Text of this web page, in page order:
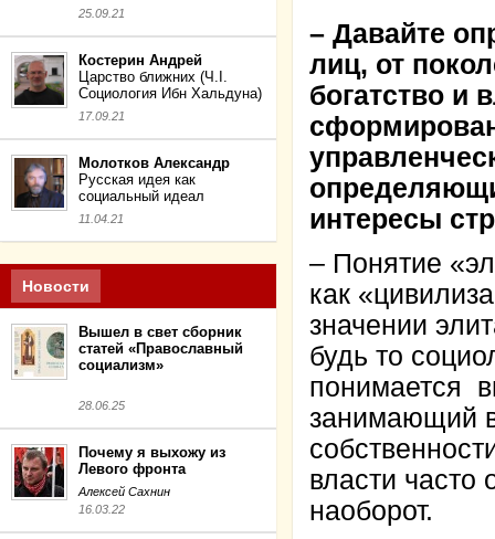
25.09.21
Костерин Андрей
Царство ближних (Ч.I.
Социология Ибн Хальдуна)
17.09.21
Молотков Александр
Русская идея как
социальный идеал
11.04.21
Новости
Вышел в свет сборник
статей «Православный
социализм»
28.06.25
Почему я выхожу из
Левого фронта
Алексей Сахнин
16.03.22
– Давайте
лиц, от
богатство и
интересы
– Понятие
как
значении
будь то
понимается
занимающий
власти часто
наоборот.